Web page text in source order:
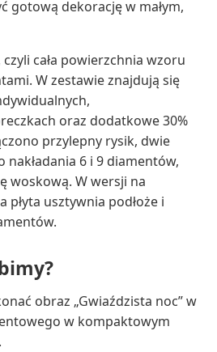
gotową dekorację w małym,
cała powierzchnia wzoru
W zestawie znajdują się
oraz dodatkowe 30%
przylepny rysik, dwie
nakładania 6 i 9 diamentów,
woskową. W wersji na
usztywnia podłoże i
obraz „Gwiaździsta noc” w
w kompaktowym